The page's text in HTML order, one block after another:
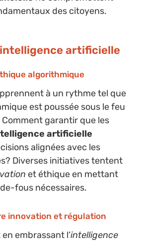
des citoyens.
artificielle
algorithmique
à un rythme tel que
est poussée sous le feu
garantir que les
artificielle
alignées avec les
Diverses initiatives tentent
et éthique en mettant
fous nécessaires.
innovation et régulation
embrassant l’intelligence